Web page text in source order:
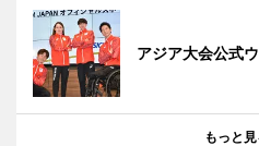
アジア大会公式
もっと見